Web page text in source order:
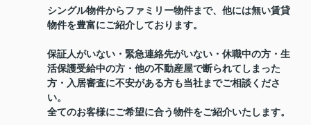
シングル物件からファミリー物件まで、他には無い賃貸
物件を豊富にご紹介しております。
保証人がいない・緊急連絡先がいない・休職中の方・生
活保護受給中の方・他の不動産屋で断られてしまった
方・入居審査に不安がある方も当社までご相談くださ
い。
全てのお客様にご希望に合う物件をご紹介いたします。